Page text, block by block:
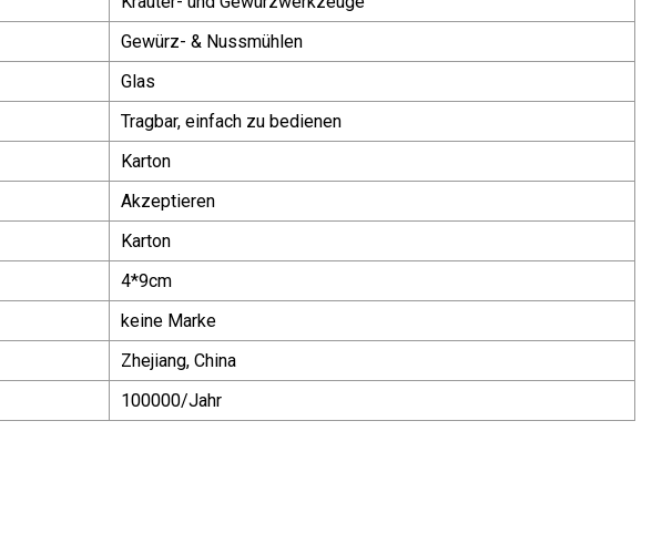
Gewürz- & Nussmühlen
Glas
Tragbar, einfach zu bedienen
Karton
Akzeptieren
Karton
4*9cm
keine Marke
Zhejiang, China
100000/Jahr